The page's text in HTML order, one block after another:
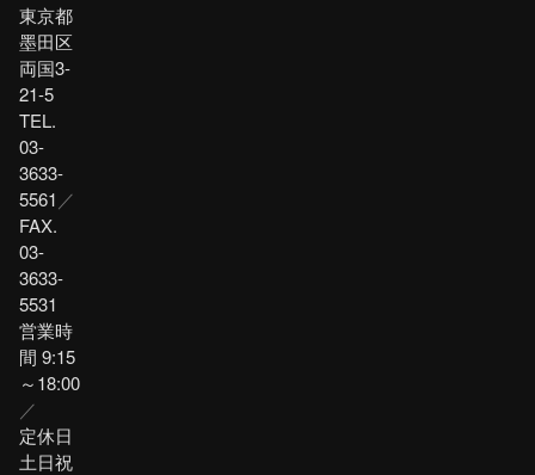
東京都
墨田区
両国3-
21-5
TEL.
03-
3633-
5561 ／
FAX.
03-
3633-
5531
営業時
間 9:15
～18:00
／
定休日
土日祝